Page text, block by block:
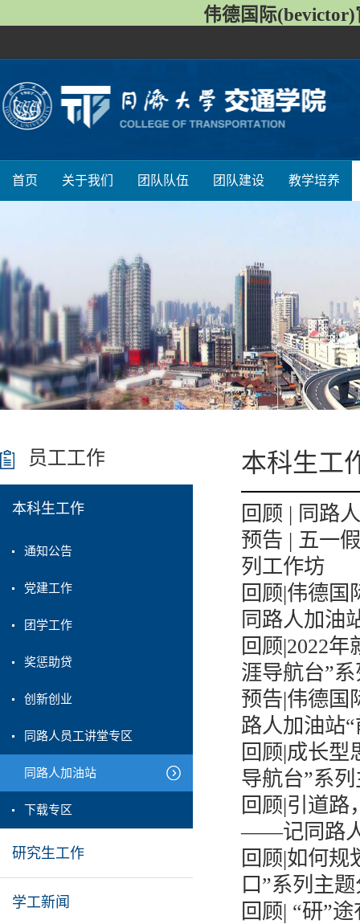
伟德国际
首页 关于我们 团队队伍 团队建设 教学培养
员工工作
本科生工作
通知公告
党建工作
团学工作
奖惩助贷
创新创业
同路人员工讲堂专区
同路人加油站
下载专区
研究生工作
学工新闻
本科生工
回顾 | 同路
预告 | 五一
列工作坊
回顾|伟德
同路人加油
回顾|2022
涯导航台”
预告|伟德
路人加油站
回顾|成长
导航台”系
回顾|引道路
——记同路
回顾|如何
口”系列主
回顾| “研”